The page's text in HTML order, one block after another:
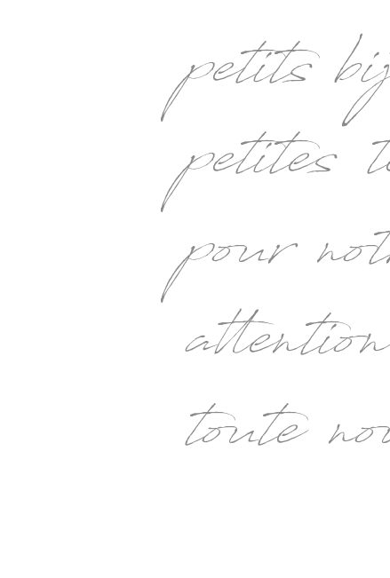
petits
petites
pour
toute